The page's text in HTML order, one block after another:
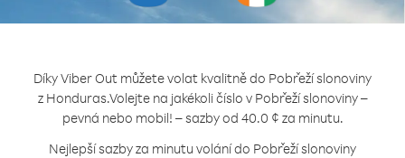
Díky Viber Out můžete volat kvalitně do Pobřeží slonoviny
z Honduras.Volejte na jakékoli číslo v Pobřeží slonoviny –
pevná nebo mobil! – sazby od 40.0 ¢ za minutu.
Nejlepší sazby za minutu volání do Pobřeží slonoviny